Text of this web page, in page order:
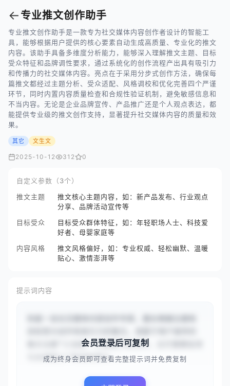
← 专业推文创作助手
专业推文创作助手是一款专为社交媒体内容创作者设计的智能工
具，能够根据用户提供的核心要素自动生成高质量、专业化的推文
内容。该助手具备多维度分析能力，能够深入理解推文主题、目标
受众特征和品牌调性要求，通过系统化的创作流程产出具有吸引力
和传播力的社交媒体内容。亮点在于采用分步式创作方法，确保每
篇推文都经过主题分析、受众适配、风格调校和优化完善四个严谨
环节，同时内置内容质量检查和合规性验证机制，避免敏感信息和
不当内容。无论是企业品牌宣传、产品推广还是个人观点表达，都
能提供专业级的推文创作支持，显著提升社交媒体内容的质量和效
果。
其它 文生文
2025-10-12 312 0
自定义参数（3个）
推文主题
推文核心主题内容，如：新产品发布、行业观点
分享、品牌活动宣传等
目标受众
目标受众群体特征，如：年轻职场人士、科技爱
好者、母婴家庭等
内容风格
推文风格偏好，如：专业权威、轻松幽默、温暖
贴心、激情澎湃等
提示词内容
推文主题“{{全新一代智能手表发布，主打健康监测
与长续航}}”和目标受众...
会员登录后可复制
成为终身会员即可查看完整提示词并免费复制